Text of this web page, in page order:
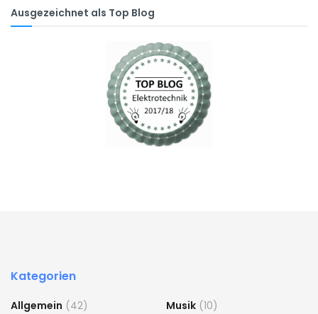
Ausgezeichnet als Top Blog
Kategorien
Allgemein (42)
Musik (10)